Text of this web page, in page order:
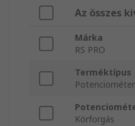
Az összes
Márka
RS PRO
Terméktípus
Potenciométer
Körforgás